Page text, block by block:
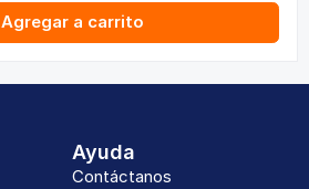
Agregar a carrito
Ayuda
Contáctanos